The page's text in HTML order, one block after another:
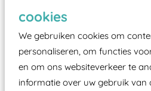
cookies
We gebruiken cookies om
personaliseren, om functies
en om ons websiteverkeer te
informatie over uw gebruik van
Elk speeltoestel in de
moet zijn van een
certificering, uitgegeven
aangewezen
Wij ook speeltoestellen